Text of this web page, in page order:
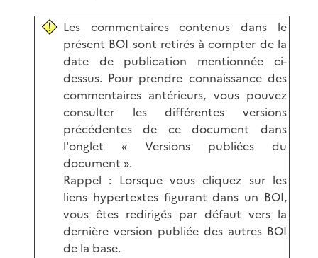
Les commentaires contenus dans le
présent BOI sont retirés à compter de la
date de publication mentionnée ci-
dessus. Pour prendre connaissance des
commentaires antérieurs, vous pouvez
consulter les différentes versions
précédentes de ce document dans
l'onglet « Versions publiées du
document ».
Rappel : Lorsque vous cliquez sur les
liens hypertextes figurant dans un BOI,
vous êtes redirigés par défaut vers la
dernière version publiée des autres BOI
de la base.